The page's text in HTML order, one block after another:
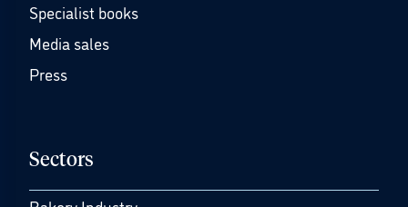
Specialist books
Media sales
Press
Sectors